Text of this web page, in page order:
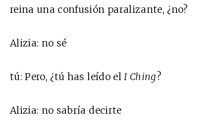
reina una confusión paralizante, ¿no?
Alizia: no sé
tú:Pero, ¿tú has leído elI Ching ?
Alizia: no sabría decirte